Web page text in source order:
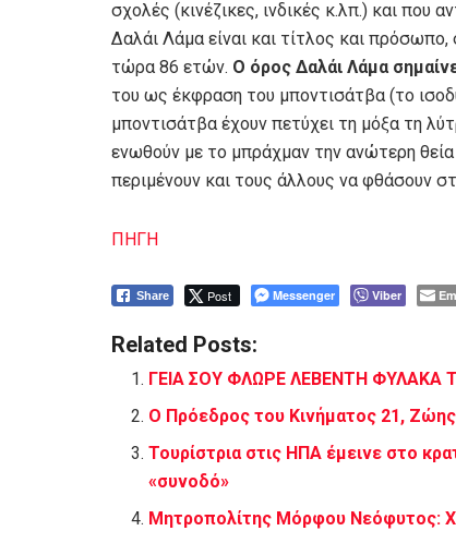
σχολές (κινέζικες, ινδικές κ.λπ.) και
Δαλάι Λάμα είναι και τίτλος και
τώρα 86 ετών. Ο όρος Δαλάι Λάμα
του ως έκφραση του μποντισάτβα (το
μποντισάτβα έχουν πετύχει τη μόξα τη
ενωθούν με το μπράχμαν την ανώτερη
περιμένουν και τους άλλους να φθάσουν
ΠΗΓΗ
Share Post Messenger Viber
Related Posts:
ΓΕΙΑ ΣΟΥ ΦΛΩΡΕ ΛΕΒΕΝΤΗ ΦΥΛΑΚΑ
Ο Πρόεδρος του Κινήματος 21,
Τουρίστρια στις ΗΠΑ έμεινε στο
«συνοδό»
Μητροπολίτης Μόρφου Νεόφυτος: